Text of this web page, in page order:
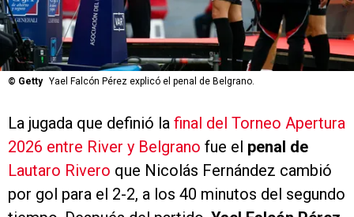
© Getty Yael Falcón Pérez explicó el penal de Belgrano.
La jugada que definió la final del Torneo Apertura
2026 entre River y Belgrano fue el penal de
Lautaro Rivero que Nicolás Fernández cambió
por gol para el 2-2, a los 40 minutos del segundo